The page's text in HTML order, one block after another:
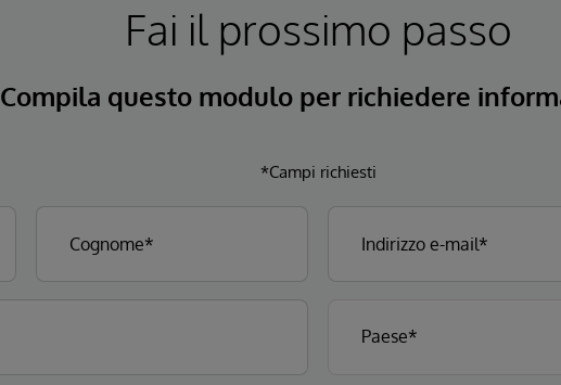
Fai il prossimo passo
Compila questo modulo per richiedere
*Campi richiesti